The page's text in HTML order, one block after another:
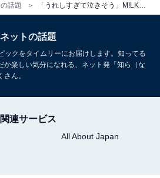
話題
ネットの話題
ックをタイムリーにお届けします。知ってる
か楽しい気分になれる、ネット発「知ら（な
ん。
関連サービス
All About Japan